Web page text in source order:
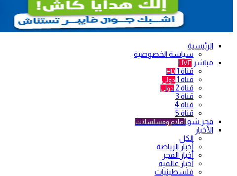
الرئيسية
سياسة الخصوصية
مباشر LIVE
قناة 1 HD
قناة 1 دولي
قناة 2 دولي
قناة 3
قناة 4
قناة 5
فجر شو أفلام ومسلسلات
الأخبار
الكل
أخبار الرياضة
أخبار الفجر
أخبار عالمية
فلسطينيات